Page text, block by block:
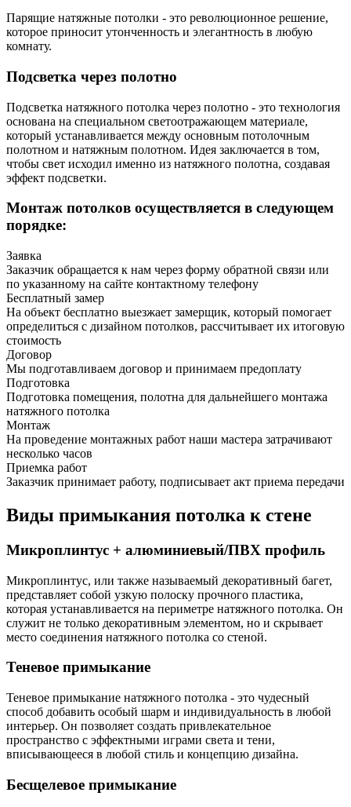
Парящие натяжные потолки - это революционное решение,
которое приносит утонченность и элегантность в любую
комнату.
Подсветка через полотно
Подсветка натяжного потолка через полотно - это технология
основана на специальном светоотражающем материале,
который устанавливается между основным потолочным
полотном и натяжным полотном. Идея заключается в том,
чтобы свет исходил именно из натяжного полотна, создавая
эффект подсветки.
Монтаж потолков осуществляется в следующем
порядке:
Заявка
Заказчик обращается к нам через форму обратной связи или
по указанному на сайте контактному телефону
Бесплатный замер
На объект бесплатно выезжает замерщик, который помогает
определиться с дизайном потолков, рассчитывает их итоговую
стоимость
Договор
Мы подготавливаем договор и принимаем предоплату
Подготовка
Подготовка помещения, полотна для дальнейшего монтажа
натяжного потолка
Монтаж
На проведение монтажных работ наши мастера затрачивают
несколько часов
Приемка работ
Заказчик принимает работу, подписывает акт приема передачи
Виды примыкания потолка к стене
Микроплинтус + алюминиевый/ПВХ профиль
Микроплинтус, или также называемый декоративный багет,
представляет собой узкую полоску прочного пластика,
которая устанавливается на периметре натяжного потолка. Он
служит не только декоративным элементом, но и скрывает
место соединения натяжного потолка со стеной.
Теневое примыкание
Теневое примыкание натяжного потолка - это чудесный
способ добавить особый шарм и индивидуальность в любой
интерьер. Он позволяет создать привлекательное
пространство с эффектными играми света и тени,
вписывающееся в любой стиль и концепцию дизайна.
Бесщелевое примыкание